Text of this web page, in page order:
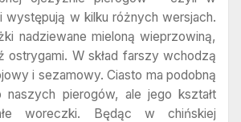
występują w kilku różnych wersjach.
nadziewane mieloną wieprzowiną,
ostrygami. W skład farszy wchodzą
i sezamowy. Ciasto ma podobną
naszych pierogów, ale jego kształt
woreczki. Będąc w chińskiej